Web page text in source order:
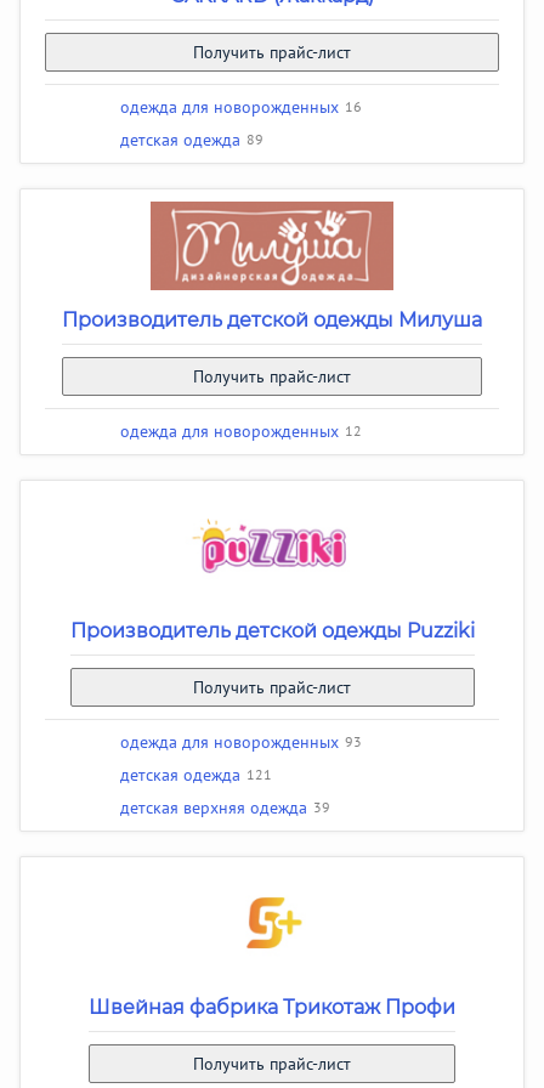
Получить прайс-лист
одежда для новорожденных 16
детская одежда 89
Производитель детской одежды Милуша
Получить прайс-лист
одежда для новорожденных 12
Производитель детской одежды Puzziki
Получить прайс-лист
одежда для новорожденных 93
детская одежда 121
детская верхняя одежда 39
Швейная фабрика Трикотаж Профи
Получить прайс-лист